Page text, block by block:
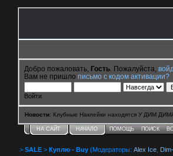
Добро пожаловать, Гость . Пожалуйста,
Вам не пришло письмо с кодом активации?
Войти
Новости: Клубные Наклейки находятся У ДИМ
НА САЙТ НАЧАЛО ПОМОЩЬ ПОИСК
> SALE > Куплю - Buy (Модераторы: Alex Ice